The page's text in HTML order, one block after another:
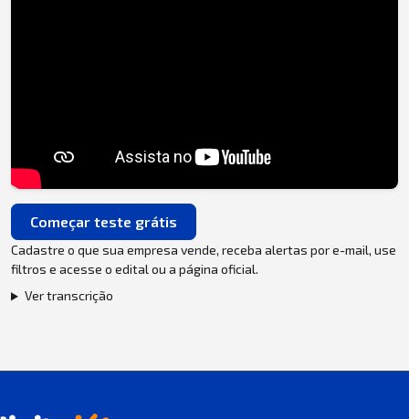
Começar teste grátis
Cadastre o que sua empresa vende, receba alertas por e-mail, use
filtros e acesse o edital ou a página oficial.
Ver transcrição